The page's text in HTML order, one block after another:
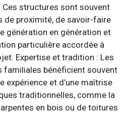
Ces structures sont souvent
de proximité, de savoir-faire
génération en génération et
particulière accordée à
Expertise et tradition : Les
familiales bénéficient souvent
expérience et d’une maîtrise
traditionnelles, comme la
en bois ou de toitures